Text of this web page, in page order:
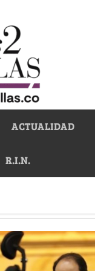
ACTUALIDAD
R.I.N.